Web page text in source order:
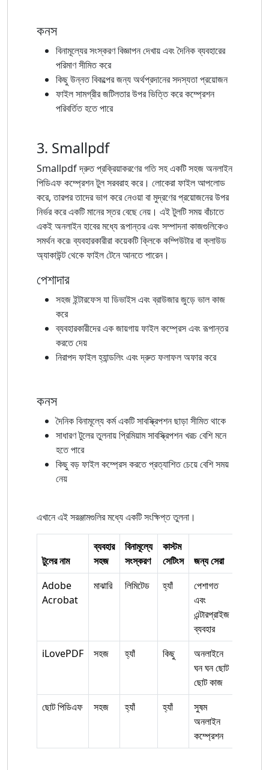
কনস
বিনামূল্যের সংস্করণ বিজ্ঞাপন দেখায় এবং দৈনিক ব্যবহারের
পরিমাণ সীমিত করে
কিছু উন্নত বিকল্পের জন্য অর্থপ্রদানের সদস্যতা প্রয়োজন
ফাইল সামগ্রীর জটিলতার উপর ভিত্তি করে কম্প্রেশন
পরিবর্তিত হতে পারে
3. Smallpdf
Smallpdf দ্রুত প্রক্রিয়াকরণের গতি সহ একটি সহজ অনলাইন
পিডিএফ কম্প্রেশন টুল সরবরাহ করে। লোকেরা ফাইল আপলোড
করে, তারপর তাদের ভাগ করে নেওয়া বা মুদ্রণের প্রয়োজনের উপর
নির্ভর করে একটি মানের স্তর বেছে নেয়। এই টুলটি সময় বাঁচাতে
একই অনলাইন হাবের মধ্যে রূপান্তর এবং সম্পাদনা কাজগুলিকেও
সমর্থন করে৷ ব্যবহারকারীরা কয়েকটি ক্লিকে কম্পিউটার বা ক্লাউড
অ্যাকাউন্ট থেকে ফাইল টেনে আনতে পারেন।
পেশাদার
সহজ ইন্টারফেস যা ডিভাইস এবং ব্রাউজার জুড়ে ভাল কাজ
করে
ব্যবহারকারীদের এক জায়গায় ফাইল কম্প্রেস এবং রূপান্তর
করতে দেয়
নিরাপদ ফাইল হ্যান্ডলিং এবং দ্রুত ফলাফল অফার করে
কনস
দৈনিক বিনামূল্যে কর্ম একটি সাবস্ক্রিপশন ছাড়া সীমিত থাকে
সাধারণ টুলের তুলনায় প্রিমিয়াম সাবস্ক্রিপশন খরচ বেশি মনে
হতে পারে
কিছু বড় ফাইল কম্প্রেস করতে প্রত্যাশিত চেয়ে বেশি সময়
নেয়
এখানে এই সরঞ্জামগুলির মধ্যে একটি সংক্ষিপ্ত তুলনা।
টুলের নাম
ব্যবহার
সহজ
বিনামূল্যে
সংস্করণ
কাস্টম
সেটিংস
জন্য সেরা
Adobe
Acrobat
মাঝারি লিমিটেড হ্যাঁ
পেশাগত
এবং
এন্টারপ্রাইজ
ব্যবহার
iLovePDF
সহজ হ্যাঁ কিছু
অনলাইনে
ঘন ঘন ছোট
ছোট কাজ
ছোট পিডিএফ
সহজ হ্যাঁ হ্যাঁ
সুষম
অনলাইন
কম্প্রেশন